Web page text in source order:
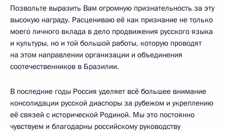
Позвольте выразить Вам огромную признательность за эту
высокую награду. Расцениваю её как признание не только
моего личного вклада в дело продвижения русского языка
и культуры, но и той большой работы, которую проводят
на этом направлении организации и объединения
соотечественников в Бразилии.
В последние годы Россия уделяет всё большее внимание
консолидации русской диаспоры за рубежом и укреплению
её связей с исторической Родиной. Мы это постоянно
чувствуем и благодарны российскому руководству